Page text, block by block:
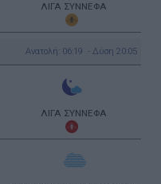
ΛΙΓΑ ΣΥΝΝΕΦΑ
Ανατολή: 06:19 - Δύση 20:05
ΛΙΓΑ ΣΥΝΝΕΦΑ